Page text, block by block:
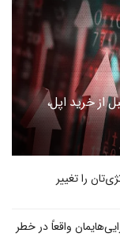
از خرید اپل،
را تغییر
واقعاً در خطر